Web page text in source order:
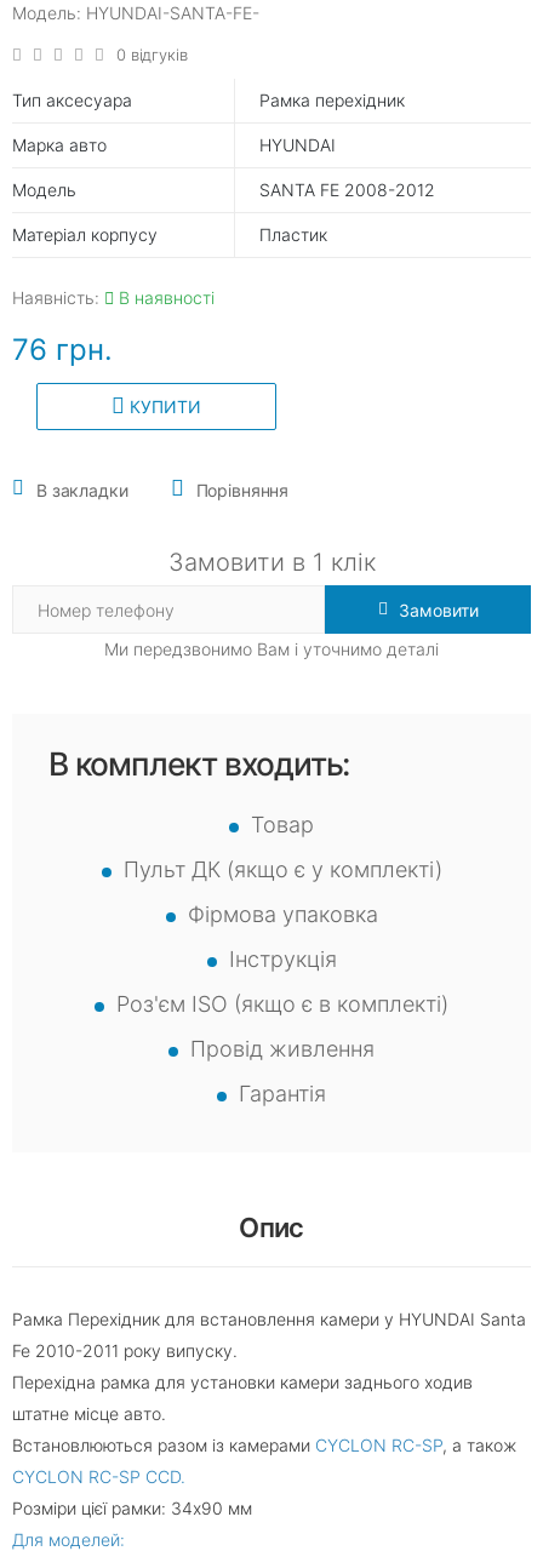
Модель: HYUNDAI-SANTA-FE-
0 відгуків
Тип аксесуара Рамка перехідник
Марка авто HYUNDAI
Модель SANTA FE 2008-2012
Матеріал корпусу Пластик
Наявність: В наявності
76 грн.
КУПИТИ
В закладки Порівняння
Замовити в 1 клік
Замовити
Ми передзвонимо Вам і уточнимо деталі
В комплект входить:
Товар
Пульт ДК (якщо є у комплекті)
Фірмова упаковка
Інструкція
Роз'єм ISO (якщо є в комплекті)
Провід живлення
Гарантія
Опис
Рамка Перехідник для встановлення камери у HYUNDAI Santa
Fe 2010-2011 року випуску.
Перехідна рамка для установки камери заднього ходив
штатне місце авто.
Встановлюються разом із камерами CYCLON RC-SP, а також
CYCLON RC-SP CCD.
Розміри цієї рамки: 34х90 мм
Для моделей: